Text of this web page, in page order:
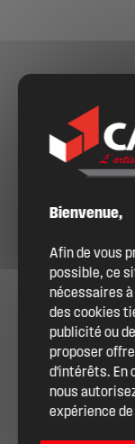
Bienvenue,
Afin de vous
possible, ce
nécessaires
des cookies
publicité ou
proposer
d'intérêts. En
nous
expérience